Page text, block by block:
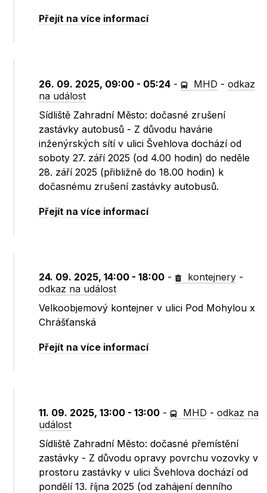
Přejít na více informací
26. 09. 2025, 09:00 - 05:24 - MHD -odkaz
na událost
Sídliště Zahradní Město: dočasné zrušení
zastávky autobusů - Z důvodu havárie
inženýrských sítí v ulici Švehlova dochází od
soboty 27. září 2025 (od 4.00 hodin) do neděle
28. září 2025 (přibližně do 18.00 hodin) k
dočasnému zrušení zastávky autobusů.
Přejít na více informací
24. 09. 2025, 14:00 - 18:00 - kontejnery -
odkaz na událost
Velkoobjemový kontejner v ulici Pod Mohylou x
Chrášťanská
Přejít na více informací
11. 09. 2025, 13:00 - 13:00 - MHD -odkaz na
událost
Sídliště Zahradní Město: dočasné přemístění
zastávky - Z důvodu opravy povrchu vozovky v
prostoru zastávky v ulici Švehlova dochází od
pondělí 13. října 2025 (od zahájení denního